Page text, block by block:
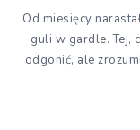
Od miesięcy
guli w gardle. Tej,
odgonić, ale